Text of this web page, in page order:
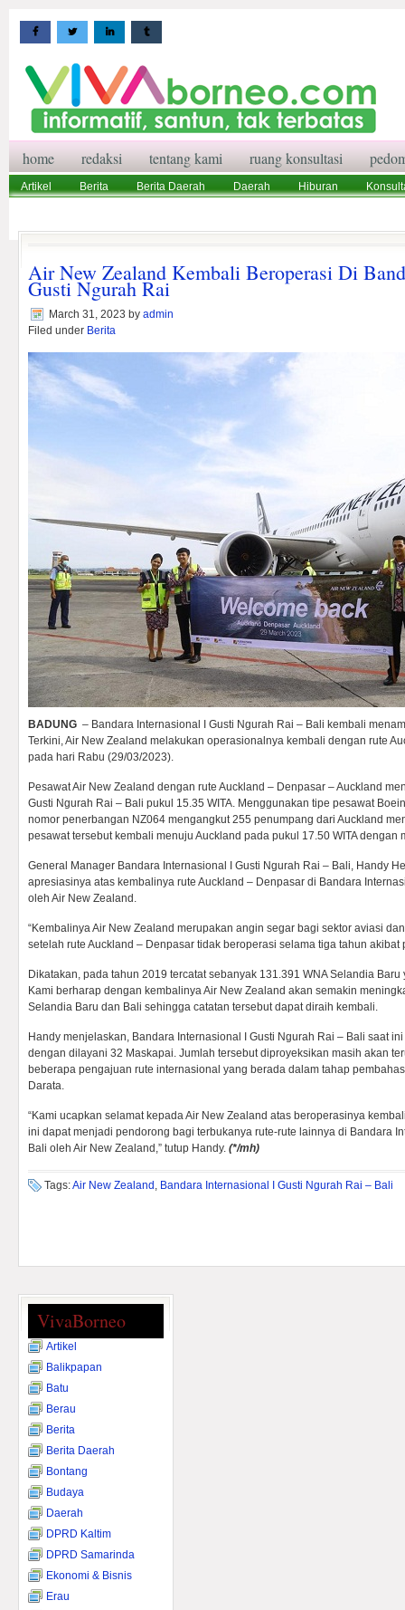
home redaksi tentang kami ruang konsultasi
Artikel Berita Berita Daerah Daerah Hiburan
Air New Zealand Kembali Beroperasi Di
Gusti Ngurah Rai
March 31, 2023 by admin
Filed under Berita
BADUNG – Bandara Internasional I Gusti Ngurah Rai – Bali kembali
Terkini, Air New Zealand melakukan operasionalnya kembali dengan rute
pada hari Rabu (29/03/2023).
Pesawat Air New Zealand dengan rute Auckland – Denpasar – Auckland
Gusti Ngurah Rai – Bali pukul 15.35 WITA. Menggunakan tipe pesawat
nomor penerbangan NZ064 mengangkut 255 penumpang dari Auckland
pesawat tersebut kembali menuju Auckland pada pukul 17.50 WITA dengan
General Manager Bandara Internasional I Gusti Ngurah Rai – Bali, Handy
apresiasinya atas kembalinya rute Auckland – Denpasar di Bandara
oleh Air New Zealand.
“Kembalinya Air New Zealand merupakan angin segar bagi sektor aviasi
setelah rute Auckland – Denpasar tidak beroperasi selama tiga tahun akibat
Dikatakan, pada tahun 2019 tercatat sebanyak 131.391 WNA Selandia
Kami berharap dengan kembalinya Air New Zealand akan semakin
Selandia Baru dan Bali sehingga catatan tersebut dapat diraih kembali.
Handy menjelaskan, Bandara Internasional I Gusti Ngurah Rai – Bali saat
dengan dilayani 32 Maskapai. Jumlah tersebut diproyeksikan masih akan
beberapa pengajuan rute internasional yang berada dalam tahap
Darata.
“Kami ucapkan selamat kepada Air New Zealand atas beroperasinya
ini dapat menjadi pendorong bagi terbukanya rute-rute lainnya di Bandara
Bali oleh Air New Zealand,” tutup Handy. (*/mh)
Tags:Air New Zealand , Bandara Internasional I Gusti Ngurah Rai – Bali
VivaBorneo
Artikel
Balikpapan
Batu
Berau
Berita
Berita Daerah
Bontang
Budaya
Daerah
DPRD Kaltim
DPRD Samarinda
Ekonomi & Bisnis
Erau